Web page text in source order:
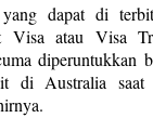
dapat di
Visa atau Visa
diperuntukkan
di Australia saat